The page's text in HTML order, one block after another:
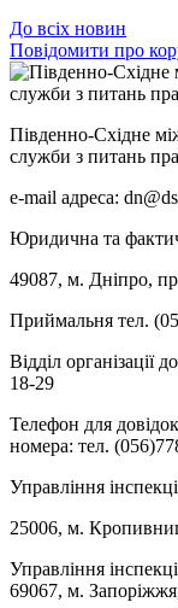
До всіх новин
Повідомити про
Південно-Східне
служби з питань
e-mail адреса:
Юридична та
49087, м. Дніпро,
Приймальня тел.
Відділ організації
18-29
Телефон для
номера: тел.
Управління
25006, м.
Управління
69067, м.